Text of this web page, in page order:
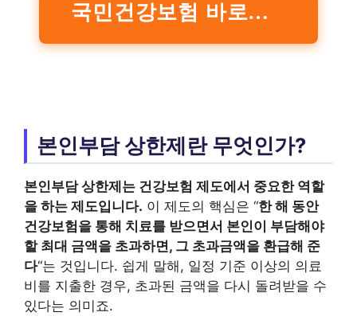
국민건강보험 바로가기
본인부담 상한제란 무엇인가?
본인부담상한제는 건강보험 제도에서 중요한 역할
을 하는 제도입니다. 이 제도의 핵심은 “한 해 동안
건강보험을 통해 치료를 받으면서 본인이 부담해야
할 최대 금액을 초과하면, 그 초과금액을 환급해 준
다“는 것입니다. 쉽게 말해, 일정 기준 이상의 의료
비를 지출한 경우, 초과된 금액을 다시 돌려받을 수
있다는 의미죠.